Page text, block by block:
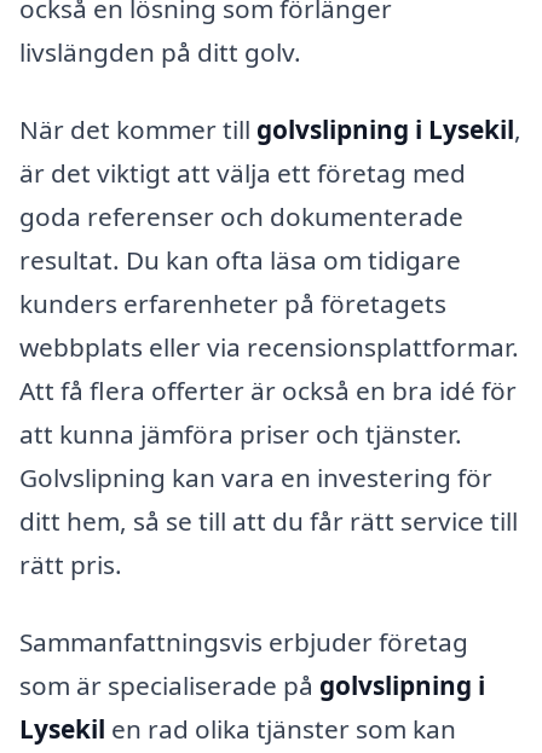
också en lösning som förlänger
livslängden på ditt golv.
När det kommer till golvslipning i Lysekil,
är det viktigt att välja ett företag med
goda referenser och dokumenterade
resultat. Du kan ofta läsa om tidigare
kunders erfarenheter på företagets
webbplats eller via recensionsplattformar.
Att få flera offerter är också en bra idé för
att kunna jämföra priser och tjänster.
Golvslipning kan vara en investering för
ditt hem, så se till att du får rätt service till
rätt pris.
Sammanfattningsvis erbjuder företag
som är specialiserade på golvslipning i
Lysekil en rad olika tjänster som kan